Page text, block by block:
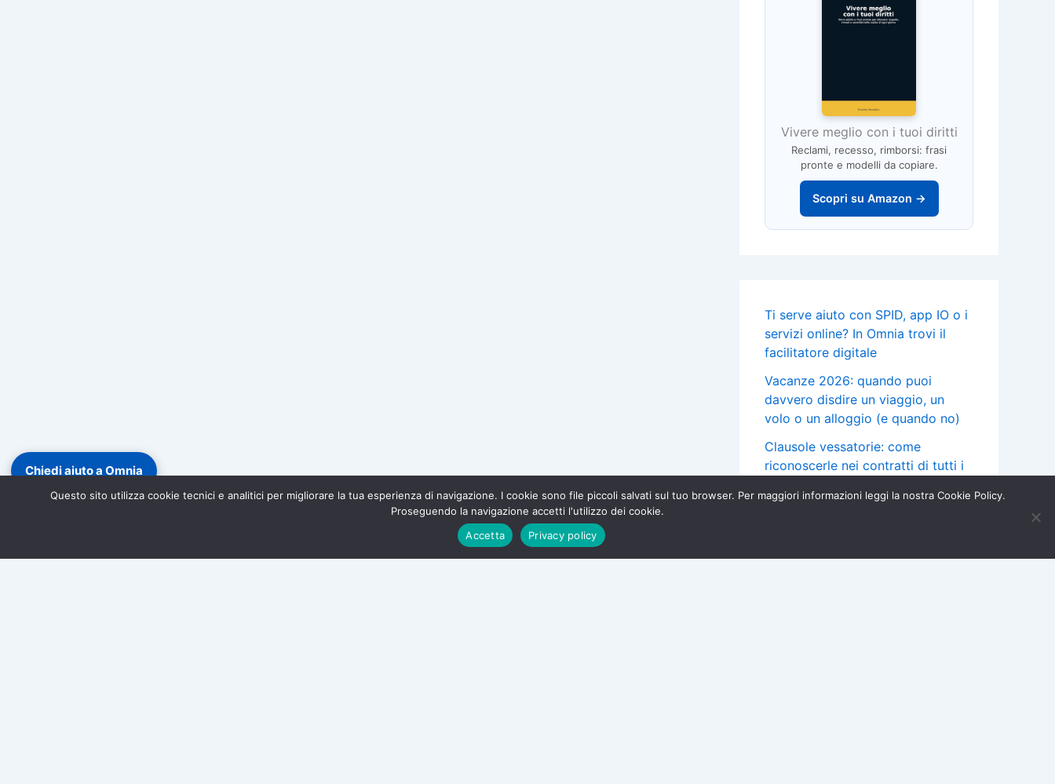
Vivere meglio con i tuoi diritti
Reclami, recesso, rimborsi: frasi
pronte e modelli da copiare.
Scopri su Amazon →
Ti serve aiuto con SPID, app IO o i
servizi online? In Omnia trovi il
facilitatore digitale
Vacanze 2026: quando puoi
davvero disdire un viaggio, un
volo o un alloggio (e quando no)
Clausole vessatorie: come
riconoscerle nei contratti di tutti i
Iscriviti gratuitamente e difendi i tuoi diritti.
Chiedi aiuto a Omnia
Questo sito utilizza cookie tecnici e analitici per migliorare la tua esperienza di navigazione. I cookie sono file piccoli salvati sul tuo browser. Per maggiori informazioni leggi la nostra Cookie Policy.
Proseguendo la navigazione accetti l'utilizzo dei cookie.
Accetta
Privacy policy